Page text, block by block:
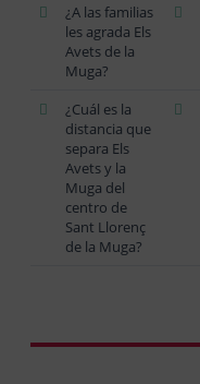
¿A las familias
les agrada Els
Avets de la
Muga?
¿Cuál es la
distancia que
separa Els
Avets y la
Muga del
centro de
Sant Llorenç
de la Muga?